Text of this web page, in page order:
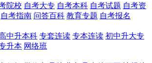
院校 自考大专 自考本科 自考试题 自考资
自考指南 问答百科 教育专题 自考报名
中升本科 专套连读 专本连读 初中升大专
升本 网络班